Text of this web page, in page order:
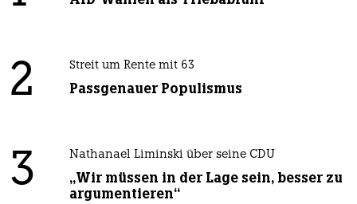
2 Streit um Rente mit 63
Passgenauer Populismus
3 Nathanael Liminski über seine CDU
„Wir müssen in der Lage sein, besser zu
argumentieren“